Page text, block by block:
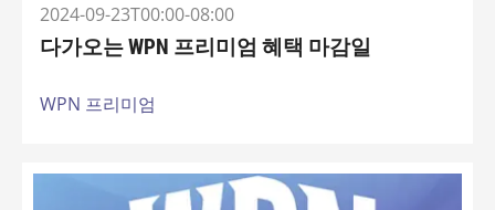
2024-09-23T00:00-08:00
다가오는 WPN 프리미엄 혜택 마감일
WPN 프리미엄